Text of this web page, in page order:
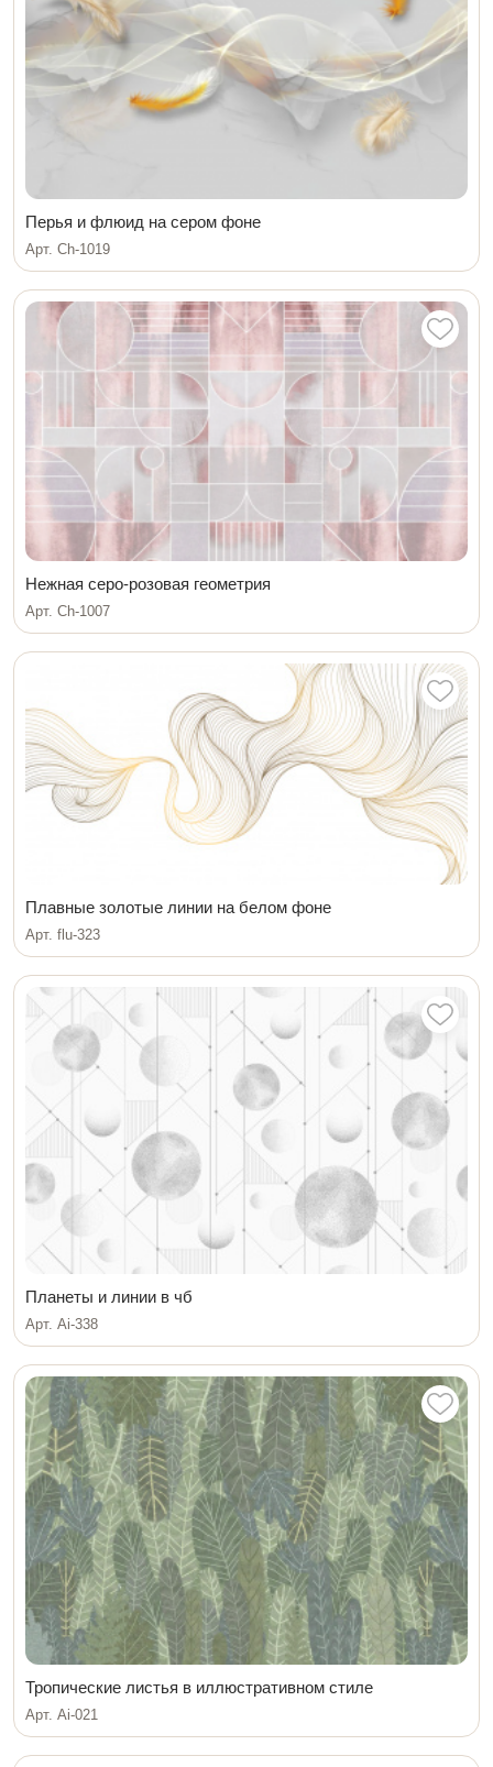
Перья и флюид на сером фоне
Арт. Ch-1019
Нежная серо-розовая геометрия
Арт. Ch-1007
Плавные золотые линии на белом фоне
Арт. flu-323
Планеты и линии в чб
Арт. Ai-338
Тропические листья в иллюстративном стиле
Арт. Ai-021